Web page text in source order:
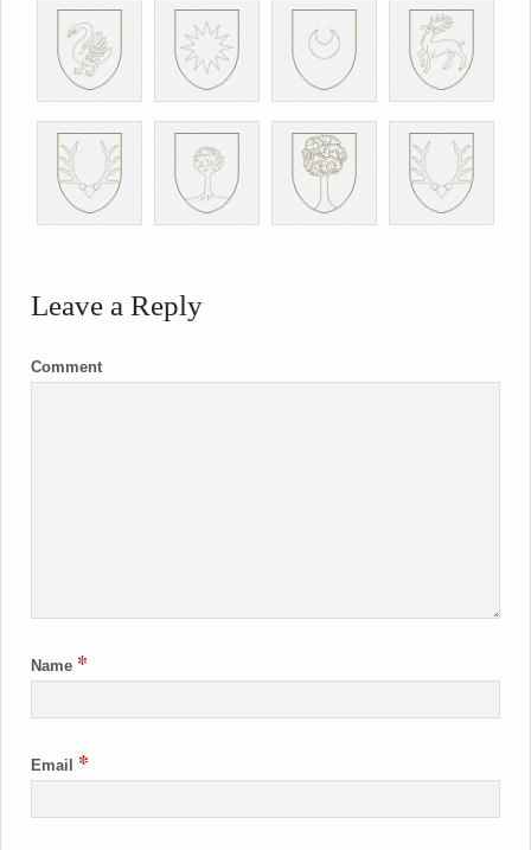
Leave a Reply
Comment
Name *
Email *